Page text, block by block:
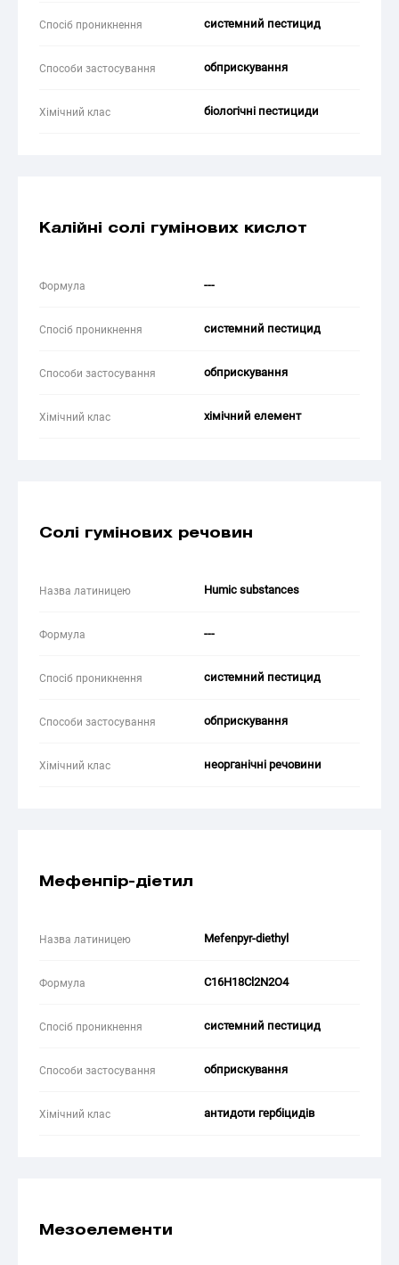
Спосіб проникнення системний пестицид
Способи застосування обприскування
Хімічний клас біологічні пестициди
Калійні солі гумінових кислот
Формула ---
Спосіб проникнення системний пестицид
Способи застосування обприскування
Хімічний клас хімічний елемент
Солі гумінових речовин
Назва латиницею Humic substances
Формула ---
Спосіб проникнення системний пестицид
Способи застосування обприскування
Хімічний клас неорганічні речовини
Мефенпір-діетил
Назва латиницею Mefenpyr-diethyl
Формула C16H18Cl2N2O4
Спосіб проникнення системний пестицид
Способи застосування обприскування
Хімічний клас антидоти гербіцидів
Мезоелементи